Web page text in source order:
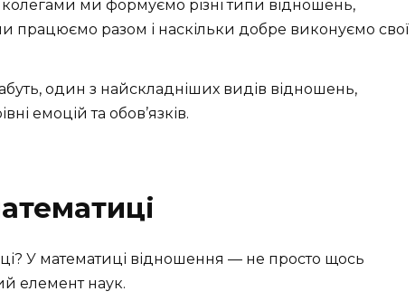
колегами ми формуємо різні типи відношень,
працюємо разом і наскільки добре виконуємо свої
один з найскладніших видів відношень,
емоцій та обов’язків.
У математиці відношення — не просто щось
елемент наук.